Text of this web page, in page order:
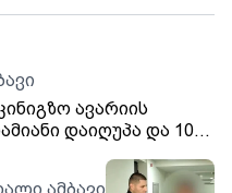
ავარიის
დაიღუპა და 100-
ყურესა და წყნარ